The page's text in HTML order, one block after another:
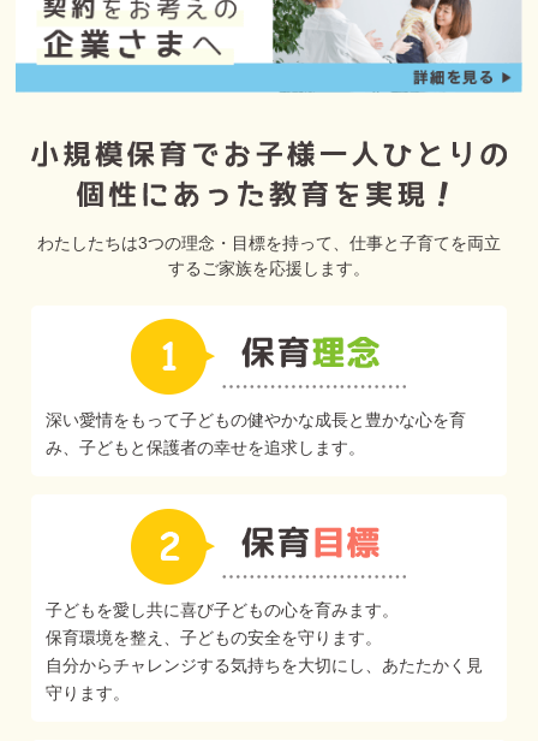
わたしたちは3つの理念・目標を持って、仕事と子育てを両立
するご家族を応援します。
深い愛情をもって子どもの健やかな成長と豊かな心を育
み、子どもと保護者の幸せを追求します。
子どもを愛し共に喜び子どもの心を育みます。
保育環境を整え、子どもの安全を守ります。
自分からチャレンジする気持ちを大切にし、あたたかく見
守ります。